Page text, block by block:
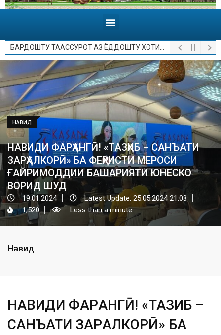
БАРДОШТУ ТААССУРОТ АЗ ЁДДОШТУ ХОТИРОТ.
НАВИД
НАВИДИ ФАРҲАНГӢ! «ТАЗҲИБ – САНЪАТИ
ЗАРҲАЛКОРӢ» БА ФЕҲРИСТИ МЕРОСИ
ҒАЙРИМОДДИИ БАШАРИЯТИ ЮНЕСКО
ВОРИД ШУД
19.01.2024
Latest Update: 25.05.2024 21:08
1,520
Less than a minute
Навид
НАВИДИ ФАРҲАНГӢ! «ТАЗҲИБ –
САНЪАТИ ЗАРҲАЛКОРӢ» БА